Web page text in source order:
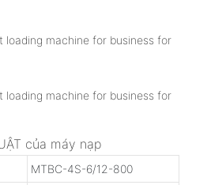
của máy nạp
MTBC-4S-6/12-800